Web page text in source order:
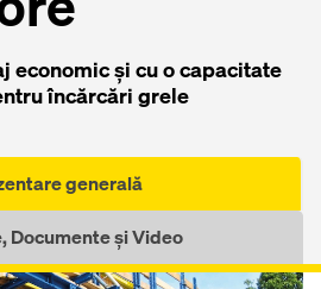
economic şi cu o capacitate
încărcări grele
generală
Documente și Video